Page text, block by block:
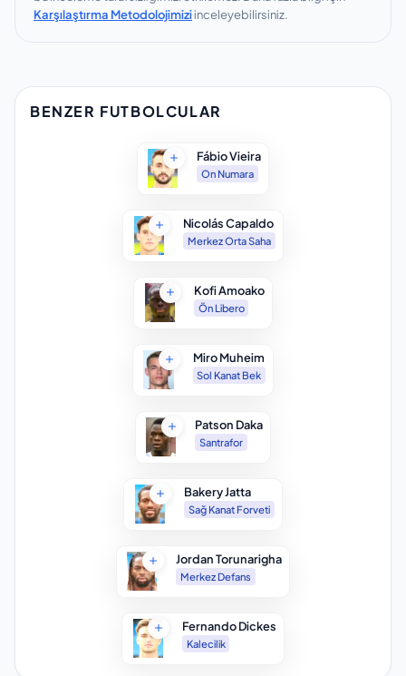
Karşılaştırma Metodolojimiziinceleyebilirsiniz.
BENZER FUTBOLCULAR
Fábio Vieira
On Numara
Nicolás Capaldo
Merkez Orta Saha
Kofi Amoako
Ön Libero
Miro Muheim
Sol Kanat Bek
Patson Daka
Santrafor
Bakery Jatta
Sağ Kanat Forveti
Jordan Torunarigha
Merkez Defans
Fernando Dickes
Kalecilik